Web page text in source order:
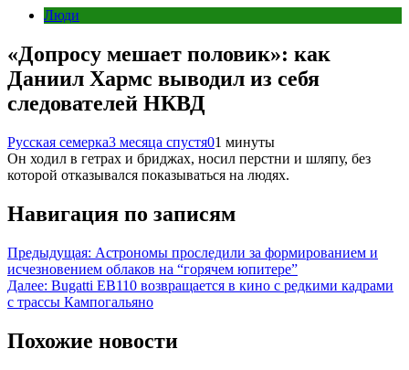
Люди
«Допросу мешает половик»: как
Даниил Хармс выводил из себя
следователей НКВД
Русская семерка3 месяца спустя01 минуты
Он ходил в гетрах и бриджах, носил перстни и шляпу, без
которой отказывался показываться на людях.
Навигация по записям
Предыдущая: Астрономы проследили за формированием и
исчезновением облаков на “горячем юпитере”
Далее: Bugatti EB110 возвращается в кино с редкими кадрами
с трассы Кампогальяно
Похожие новости